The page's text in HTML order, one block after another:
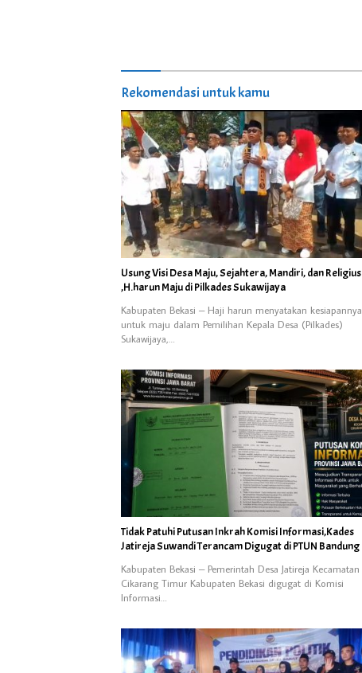
Rekomendasi untuk kamu
Usung Visi Desa Maju, Sejahtera, Mandiri, dan Religius
,H.harun Maju di Pilkades Sukawijaya
Kabupaten Bekasi – Haji harun menyatakan kesiapannya
untuk maju dalam Pemilihan Kepala Desa (Pilkades)
Sukawijaya,…
Tidak Patuhi Putusan Inkrah Komisi Informasi,Kades
Jatireja Suwandi Terancam Digugat di PTUN Bandung
Kabupaten Bekasi – Pemerintah Desa Jatireja Kecamatan
Cikarang Timur Kabupaten Bekasi digugat di Komisi
Informasi…